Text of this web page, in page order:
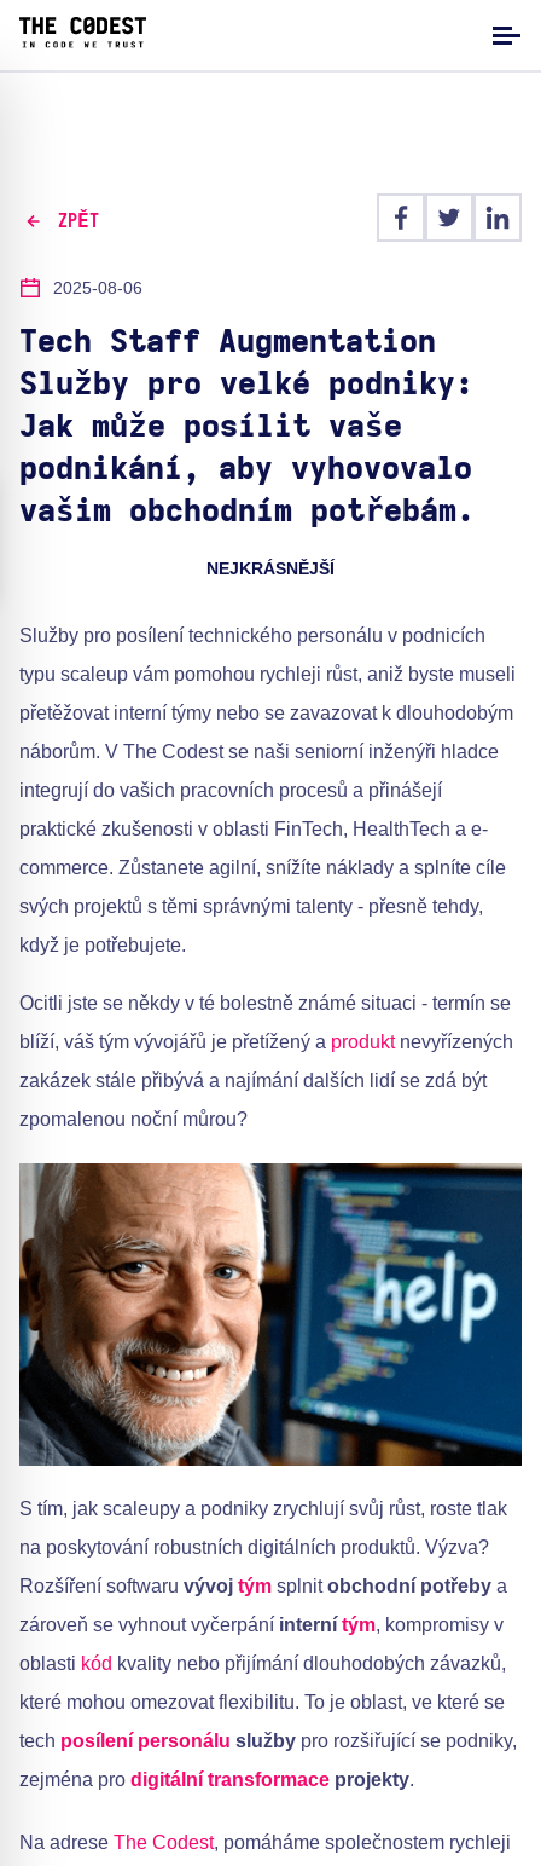
ZPĚT
2025-08-06
Tech Staff Augmentation
Služby pro velké podniky:
Jak může posílit vaše
podnikání, aby vyhovovalo
vašim obchodním potřebám.
NEJKRÁSNĚJŠÍ
Služby pro posílení technického personálu v podnicích
typu scaleup vám pomohou rychleji růst, aniž byste museli
přetěžovat interní týmy nebo se zavazovat k dlouhodobým
náborům. V The Codest se naši seniorní inženýři hladce
integrují do vašich pracovních procesů a přinášejí
praktické zkušenosti v oblasti FinTech, HealthTech a e-
commerce. Zůstanete agilní, snížíte náklady a splníte cíle
svých projektů s těmi správnými talenty - přesně tehdy,
když je potřebujete.
Ocitli jste se někdy v té bolestně známé situaci - termín se
blíží, váš tým vývojářů je přetížený a produktnevyřízených
zakázek stále přibývá a najímání dalších lidí se zdá být
zpomalenou noční můrou?
S tím, jak scaleupy a podniky zrychlují svůj růst, roste tlak
na poskytování robustních digitálních produktů. Výzva?
Rozšíření softwaru vývoj tým splnitobchodní potřeby a
zároveň se vyhnout vyčerpání interní tým, kompromisy v
oblasti kód kvality nebo přijímání dlouhodobých závazků,
které mohou omezovat flexibilitu. To je oblast, ve které se
tech posílení personálu služby pro rozšiřující se podniky,
zejména pro digitální transformace projekty.
Na adrese The Codest, pomáháme společnostem rychleji